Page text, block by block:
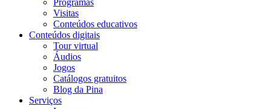
Programas
Visitas
Conteúdos educativos​
Conteúdos digitais
Tour virtual
Áudios
Jogos
Catálogos gratuitos
Blog da Pina
Serviços